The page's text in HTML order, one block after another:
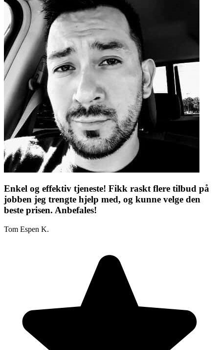
Enkel og effektiv tjeneste! Fikk raskt flere tilbud på
jobben jeg trengte hjelp med, og kunne velge den
beste prisen. Anbefales!
Tom Espen K.